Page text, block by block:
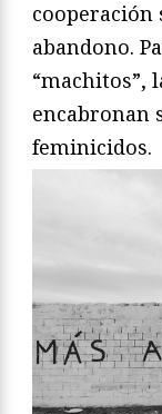
cooperación
abandono.
“machitos”,
encabronan
feminicidos.